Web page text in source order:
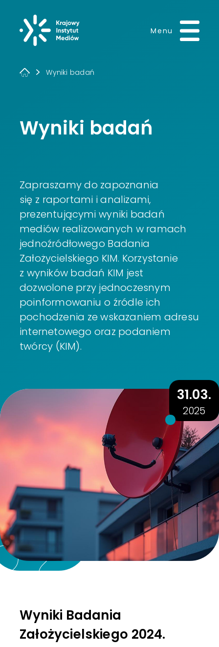
Krajowy Instytut
Menu
Wyniki badań
Wyniki badań
Zapraszamy do zapoznania
się z raportami i analizami,
prezentującymi wyniki badań
mediów realizowanych w ramach
jednoźródłowego Badania
Założycielskiego KIM. Korzystanie
z wyników badań KIM jest
dozwolone przy jednoczesnym
poinformowaniu o źródle ich
pochodzenia ze wskazaniem adresu
internetowego oraz podaniem
twórcy (KIM).
Wyniki Badania
Założycielskiego 2024.
31.03.
2025